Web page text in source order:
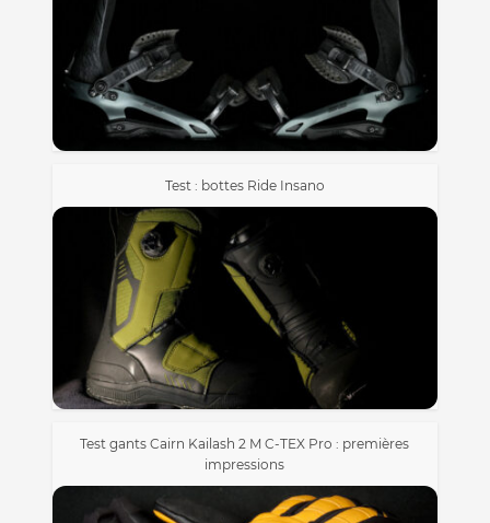
Test : bottes Ride Insano
Test gants Cairn Kailash 2 M C-TEX Pro : premières
impressions